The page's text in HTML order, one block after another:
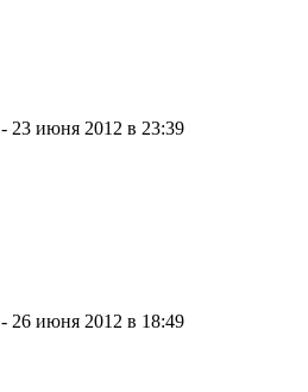
- 23 июня 2012 в 23:39
- 26 июня 2012 в 18:49